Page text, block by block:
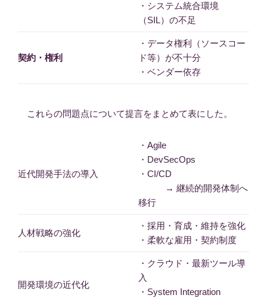
・システム統合環境
（SIL）の不足
契約・権利
・データ権利（ソースコー
ド等）が不十分
・ベンダー依存
これらの問題点について提言をまとめて表にした。
近代開発手法の導入
・Agile
・DevSecOps
・CI/CD
→ 継続的開発体制へ
移行
人材戦略の強化
・採用・育成・維持を強化
・柔軟な雇用・契約制度
開発環境の近代化
・クラウド・最新ツール導
入
・System Integration